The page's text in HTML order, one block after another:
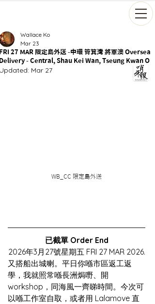
27 MAR 限定島外送 -中環 筲箕灣 將軍澳 Oversea
- Central, Shau Kei Wan, Tseung Kwan O
Wallace Ko
Mar 23
Mar 27
WB_CC 限定島外送
已截單 Order End
2026年3月27號星期五 FRI 27 MAR 2026.
又搭船出城喇。平日你喺市區返工返
學，我就照常喺長洲焗嘢、開
workshop，同海風一齊睇時間。今次可
以喺工作室自取，或者用 Lalamove 直